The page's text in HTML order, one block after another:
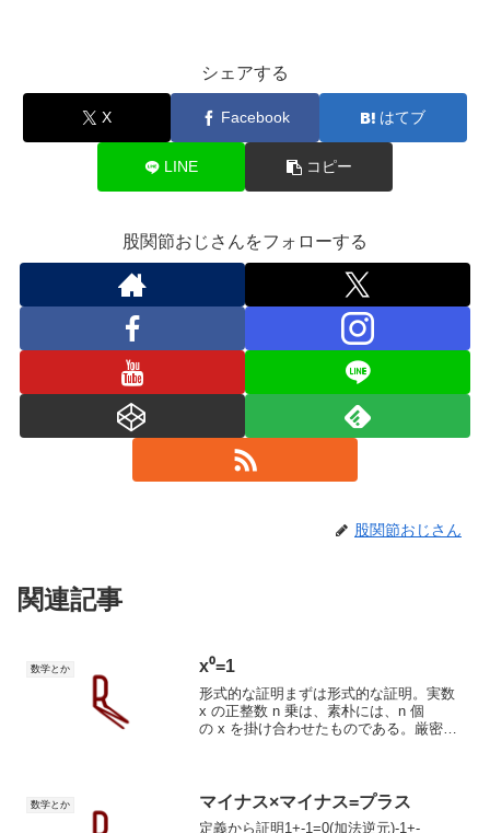
シェアする
X Facebook はてブ
LINE コピー
股関節おじさんをフォローする
股関節おじさん
関連記事
数学とか x⁰=1
形式的な証明まずは形式的な証明。実数
x の正整数 n 乗は、素朴には、n 個
の x を掛け合わせたものである。厳密に
数学とか マイナス×マイナス=プラス
定義から証明1+-1=0(加法逆元)-1+-